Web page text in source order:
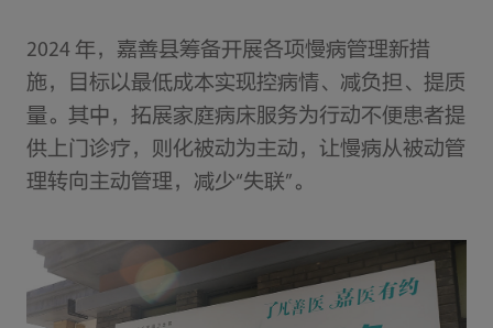
2024 年，嘉善县筹备开展各项慢病管理新措
施，目标以最低成本实现控病情、减负担、提质
量。其中，拓展家庭病床服务为行动不便患者提
供上门诊疗，则化被动为主动，让慢病从被动管
理转向主动管理，减少“失联”。